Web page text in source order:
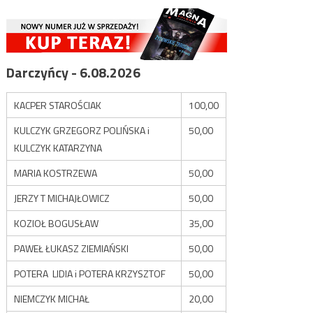
Darczyńcy - 6.08.2026
KACPER STAROŚCIAK
100,00
KULCZYK GRZEGORZ POLIŃSKA i
KULCZYK KATARZYNA
50,00
MARIA KOSTRZEWA
50,00
JERZY T MICHAJŁOWICZ
50,00
KOZIOŁ BOGUSŁAW
35,00
PAWEŁ ŁUKASZ ZIEMIAŃSKI
50,00
POTERA LIDIA i POTERA KRZYSZTOF
50,00
NIEMCZYK MICHAŁ
20,00